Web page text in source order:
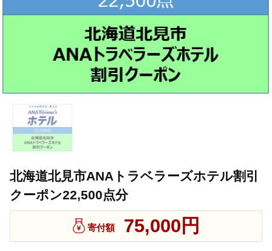
北海道北見市ANAトラベラーズホテル割引
クーポン22,500点分
寄付額 75,000円